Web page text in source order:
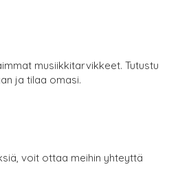
musiikkitarvikkeet. Tutustu
ja tilaa omasi.
voit ottaa meihin yhteyttä